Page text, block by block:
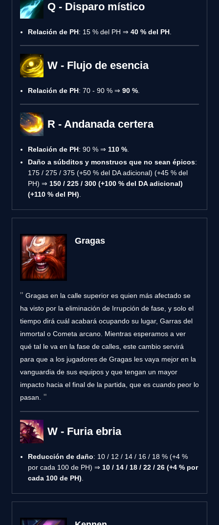
Q - Disparo místico
Relación de PH: 15 % del PH ⇒ 40 % del PH
W - Flujo de esencia
Relación de PH: 70 - 90 % ⇒ 90 %
R - Andanada certera
Relación de PH: 90 % ⇒ 110 %
Daño a súbditos y monstruos que no sean épicos:
175 / 275 / 375 (+50 % del DA adicional) (+45 % del
PH) ⇒ 150 / 225 / 300 (+100 % del DA adicional)
(+110 % del PH)
Gragas
Gragas en la calle superior es quien más afectado se
ha visto por la eliminación de Irrupción de fase, y solo el
tiempo dirá cuál acabará ocupando su lugar, Garras del
inmortal o Cometa arcano. Mientras esperamos a ver
qué tal le va en la fase de calles, este cambio servirá
para que a los jugadores de Gragas les vaya mejor en la
vanguardia de sus equipos y que tengan un mayor
impacto hacia el final de la partida, que es cuando peor lo
pasan.
W - Furia ebria
Reducción de daño: 10 / 12 / 14 / 16 / 18 % (+4 %
por cada 100 de PH) ⇒ 10 / 14 / 18 / 22 / 26 (+4 % por
cada 100 de PH)